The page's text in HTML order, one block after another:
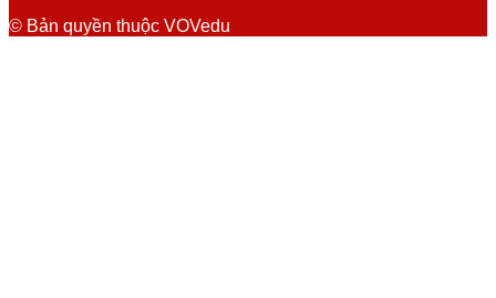
© Bản quyền thuộc VOVedu